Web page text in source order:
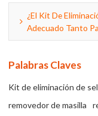
¿El Kit De
Adecuado Tanto
Palabras Claves
Kit de eliminación de
removedor de masilla